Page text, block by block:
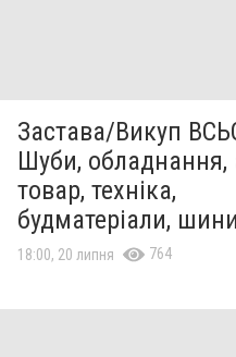
Застава/Викуп
Шуби, обладнання,
товар, техніка,
будматеріали, шини
18:00, 20 липня 764